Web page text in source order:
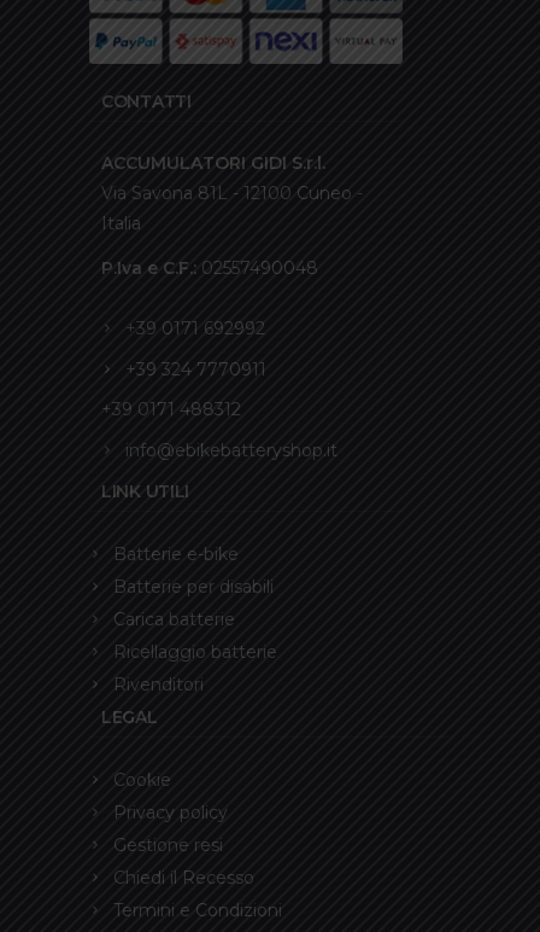
CONTATTI
ACCUMULATORI GIDI S.r.l.
Via Savona 81L - 12100 Cuneo -
Italia
P.Iva e C.F.: 02557490048
+39 0171 692992
+39 324 7770911
+39 0171 488312
info@ebikebatteryshop.it
LINK UTILI
Batterie e-bike
Batterie per disabili
Carica batterie
Ricellaggio batterie
Rivenditori
LEGAL
Cookie
Privacy policy
Gestione resi
Chiedi il Recesso
Termini e Condizioni